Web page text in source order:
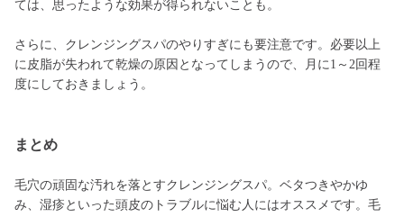
ては、思ったような効果が得られないことも。
さらに、クレンジングスパのやりすぎにも要注意です。必要以上
に皮脂が失われて乾燥の原因となってしまうので、月に1～2回程
度にしておきましょう。
まとめ
毛穴の頑固な汚れを落とすクレンジングスパ。ベタつきやかゆ
み、湿疹といった頭皮のトラブルに悩む人にはオススメです。毛